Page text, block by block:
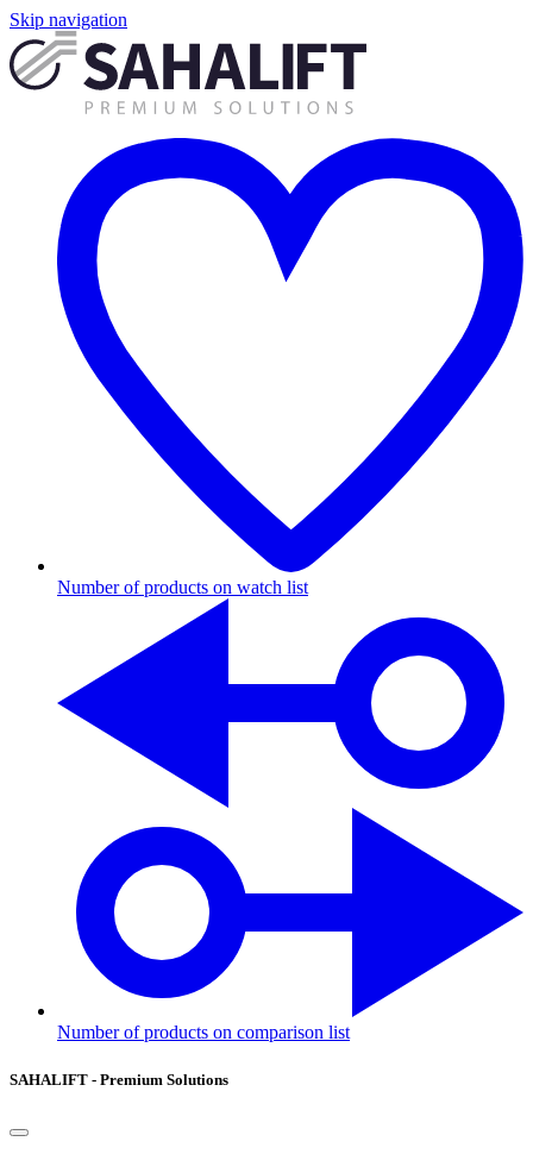
Skip navigation
Number of products on watch list
Number of products on comparison list
SAHALIFT - Premium Solutions